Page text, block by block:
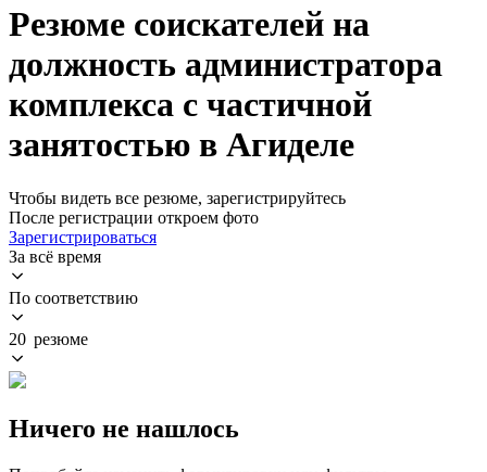
Резюме соискателей на
должность администратора
комплекса с частичной
занятостью в Агиделе
Чтобы видеть все резюме, зарегистрируйтесь
После регистрации откроем фото
Зарегистрироваться
За всё время
По соответствию
20 резюме
Ничего не нашлось